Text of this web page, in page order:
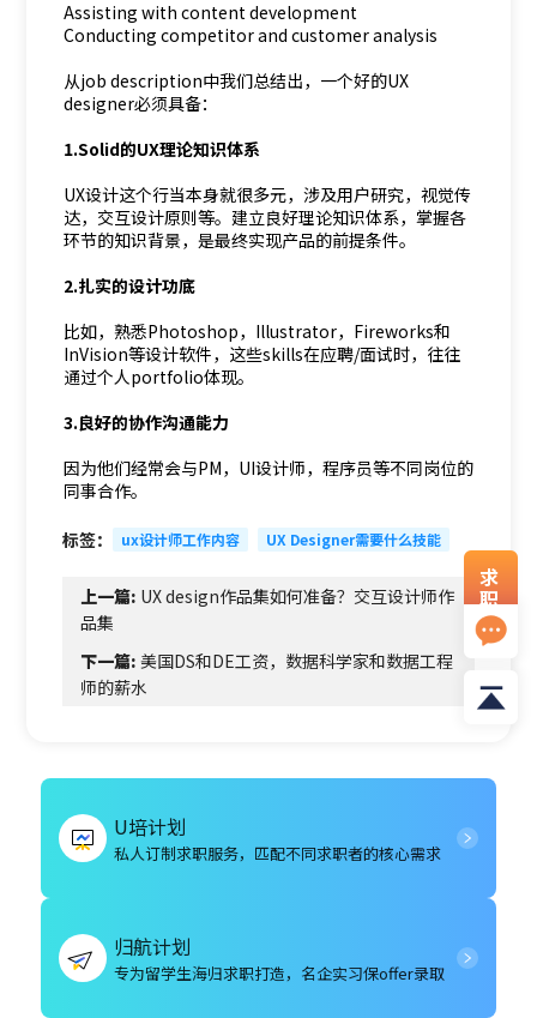
Assisting with content development
Conducting competitor and customer analysis
从job description中我们总结出，一个好的UX
designer必须具备：
1.Solid的UX理论知识体系
UX设计这个行当本身就很多元，涉及用户研究，视觉传
达，交互设计原则等。建立良好理论知识体系，掌握各
环节的知识背景，是最终实现产品的前提条件。
2.扎实的设计功底
比如，熟悉Photoshop，Illustrator，Fireworks和
InVision等设计软件，这些skills在应聘/面试时，往往
通过个人portfolio体现。
3.良好的协作沟通能力
因为他们经常会与PM，UI设计师，程序员等不同岗位的
同事合作。
标签： ux设计师工作内容 UX Designer需要什么技能
上一篇: UX design作品集如何准备？交互设计师作
品集
下一篇:美国DS和DE工资，数据科学家和数据工程
师的薪水
U培计划
私人订制求职服务，匹配不同求职者的核心需求
归航计划
专为留学生海归求职打造，名企实习保offer录取
求
职
资
料